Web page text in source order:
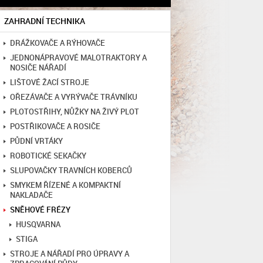
ZAHRADNÍ TECHNIKA
DRÁŽKOVAČE A RÝHOVAČE
JEDNONÁPRAVOVÉ MALOTRAKTORY A
NOSIČE NÁŘADÍ
LIŠTOVÉ ŽACÍ STROJE
OŘEZÁVAČE A VYRÝVAČE TRÁVNÍKU
PLOTOSTŘIHY, NŮŽKY NA ŽIVÝ PLOT
POSTŘIKOVAČE A ROSIČE
PŮDNÍ VRTÁKY
ROBOTICKÉ SEKAČKY
SLUPOVAČKY TRAVNÍCH KOBERCŮ
SMYKEM ŘÍZENÉ A KOMPAKTNÍ
NAKLADAČE
SNĚHOVÉ FRÉZY
HUSQVARNA
STIGA
STROJE A NÁŘADÍ PRO ÚPRAVY A